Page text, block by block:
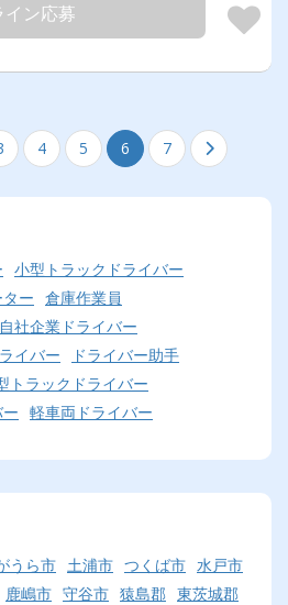
イン応募
4 5 6 7
小型トラックドライバー
ー 倉庫作業員
自社企業ドライバー
イバー
ドライバー助手
トラックドライバー
軽車両ドライバー
うら市 土浦市 つくば市 水戸市
鹿嶋市 守谷市 猿島郡 東茨城郡